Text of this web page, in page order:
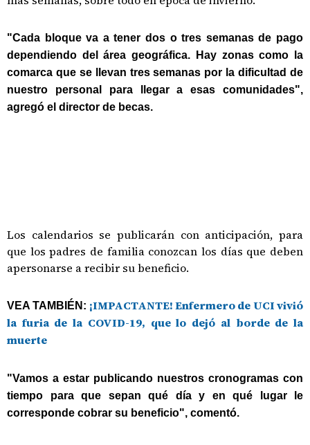
"Cada bloque va a tener dos o tres semanas de pago
dependiendo del área geográfica. Hay zonas como la
comarca que se llevan tres semanas por la dificultad de
nuestro personal para llegar a esas comunidades",
agregó el director de becas.
Los calendarios se publicarán con anticipación, para
que los padres de familia conozcan los días que deben
apersonarse a recibir su beneficio.
VEA TAMBIÉN: ¡IMPACTANTE! Enfermero de UCI vivió
la furia de la COVID-19, que lo dejó al borde de la
muerte
"Vamos a estar publicando nuestros cronogramas con
tiempo para que sepan qué día y en qué lugar le
corresponde cobrar su beneficio", comentó.